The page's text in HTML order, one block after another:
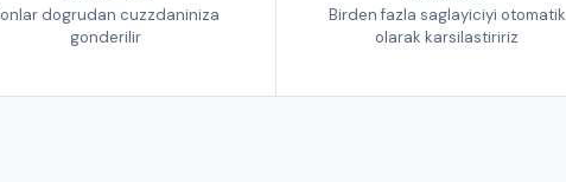
dogrudan cuzzdaniniza
gonderilir
Birden fazla saglayiciyi otomatik
olarak karsilastiririz